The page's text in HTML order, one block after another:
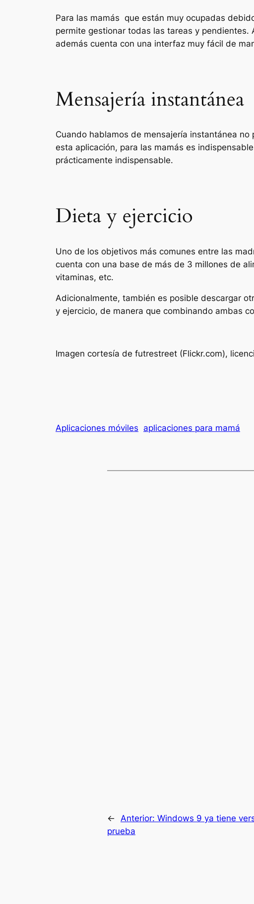
Para las mamás que están muy ocupadas
permite gestionar todas las tareas y
además cuenta con una interfaz muy fácil de
Mensajería instantánea
Cuando hablamos de mensajería instantánea
esta aplicación, para las mamás es
prácticamente indispensable.
Dieta y ejercicio
Uno de los objetivos más comunes entre las
cuenta con una base de más de 3 millones de
vitaminas, etc.
Adicionalmente, también es posible descargar
y ejercicio, de manera que combinando ambas
Imagen cortesía de futrestreet (Flickr.com),
Aplicaciones móviles aplicaciones para mamá
← Anterior: Windows 9 ya tiene
prueba